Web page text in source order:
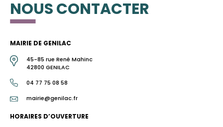
NOUS CONTACTER
MAIRIE DE GENILAC
45-85 rue René Mahinc
42800 GENILAC
04 77 75 08 58
mairie@genilac.fr
HORAIRES D’OUVERTURE